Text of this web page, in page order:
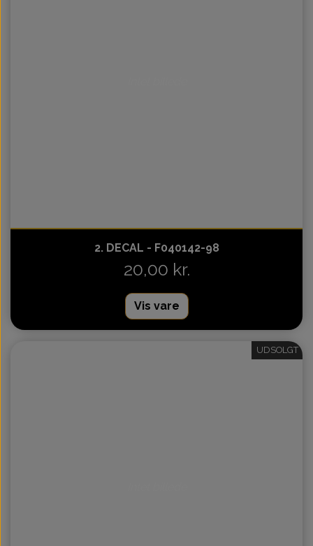
2. DECAL - F040142-98
20,00 kr.
Vis vare
UDSOLGT